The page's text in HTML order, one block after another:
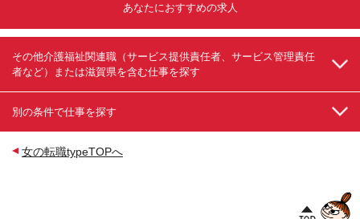
あなたにおすすめの求人
その他介護福祉関連職（サービス提供責任者、サービス管理責任
者など）または滋賀県を含む仕事を探す
別の条件で仕事を探す
女の転職typeTOPへ